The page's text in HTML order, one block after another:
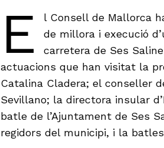
E
l Consell de Mallorca
de millora i execució
carretera de Ses
actuacions que han visitat la
Catalina Cladera; el conseller
Sevillano; la directora insular
batle de l’Ajuntament de Ses
regidors del municipi, i la